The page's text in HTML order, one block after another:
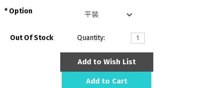
Option
Out Of Stock Quantity:
Add to Wish List
Add to Cart